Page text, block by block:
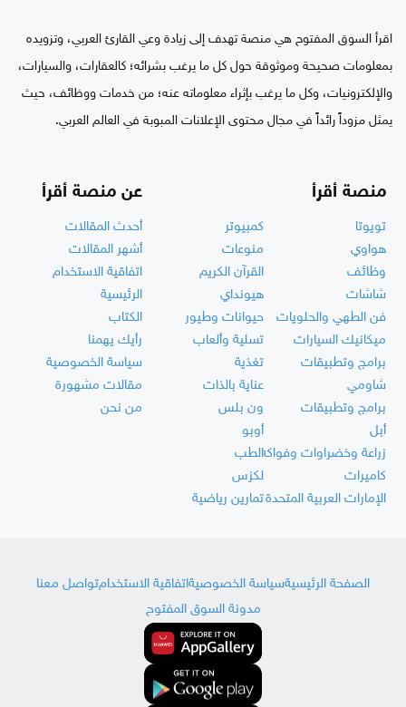
اقرأ السوق المفتوح هي منصة تهدف إلى زيادة وعي القارئ العربي، وتزويده
بمعلومات صحيحة وموثوقة حول كل ما يرغب بشرائه؛ كالعقارات، والسيارات،
والإلكترونيات، وكل ما يرغب بإثراء معلوماته عنه؛ من خدمات ووظائف، حيث
يمثل مزوداً رائداً في مجال محتوى الإعلانات المبوبة في العالم العربي.
منصة أقرأ
تويوتا
كمبيوتر
هواوي
منوعات
وظائف
القرآن الكريم
شاشات
هيونداي
فن الطهي والحلويات
حيوانات وطيور
ميكانيك السيارات
تسلية وألعاب
برامج وتطبيقات
تغذية
شاومي
عناية بالذات
برامج وتطبيقات
ون بلس
أبل
أوبو
زراعة وخضراوات وفواكهالطب
كاميرات
لكزس
الإمارات العربية المتحدةتمارين رياضية
عن منصة أقرأ
أحدث المقالات
أشهر المقالات
اتفاقية الاستخدام
الرئيسية
الكتاب
رأيك يهمنا
سياسة الخصوصية
مقالات مشهورة
من نحن
الصفحة الرئيسيةسياسة الخصوصيةاتفاقية الاستخدامتواصل معنا
مدونة السوق المفتوح